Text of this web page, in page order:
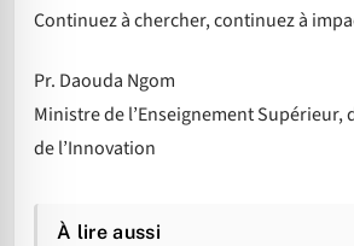
Continuez à chercher, continuez à
Pr. Daouda Ngom
Ministre de l’Enseignement Supérieur,
de l’Innovation
À lire aussi